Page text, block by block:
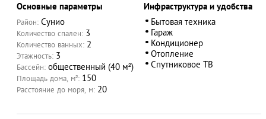
АЗАД
Основные параметры
Район: Сунио
Количество спален: 3
Количество ванных: 2
Этажность: 3
Бассейн: общественный (40 м²)
Площадь дома, м²: 150
Расстояние до моря, м: 20
Инфраструктура и удобства
Бытовая техника
Гараж
Кондиционер
Отопление
Спутниковое ТВ